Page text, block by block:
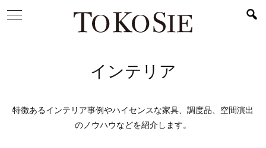
インテリア
特徴あるインテリア事例やハイセンスな家具、調度品、空間演出
のノウハウなどを紹介します。